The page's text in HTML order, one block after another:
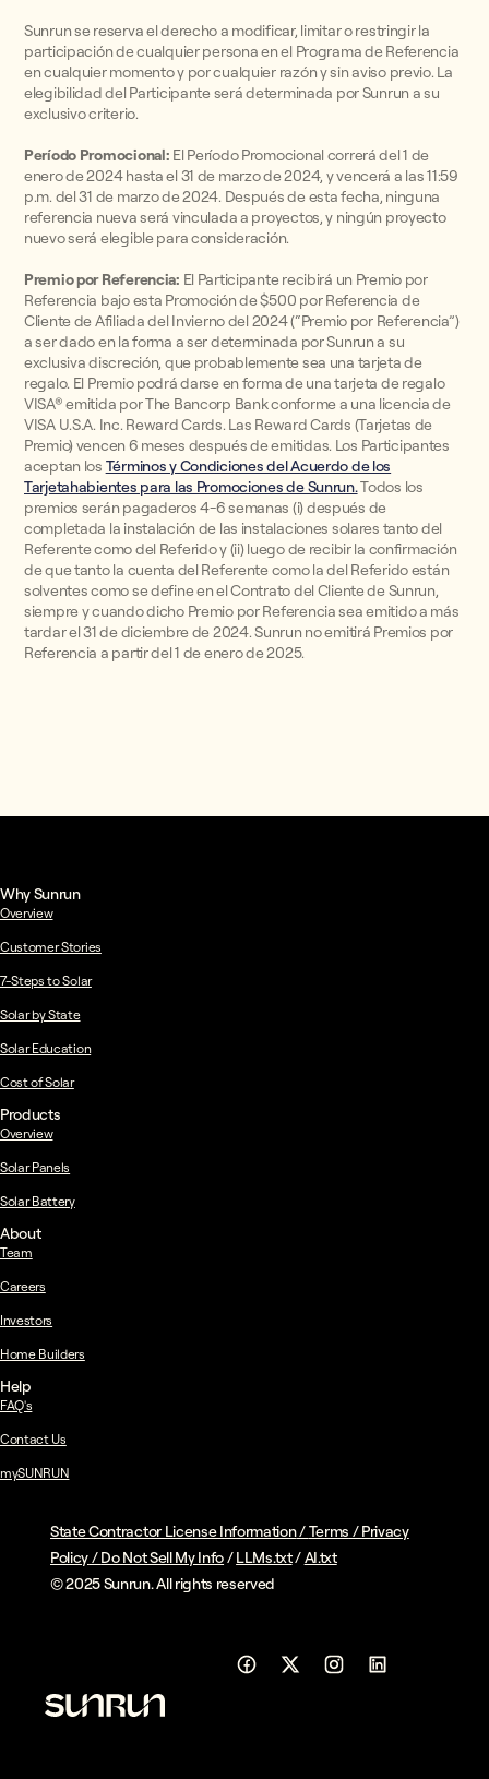
Sunrun se reserva el derecho a modificar, limitar o restringir la
participación de cualquier persona en el Programa de Referencia
en cualquier momento y por cualquier razón y sin aviso previo. La
elegibilidad del Participante será determinada por Sunrun a su
exclusivo criterio.
Período Promocional: El Período Promocional correrá del 1 de
enero de 2024 hasta el 31 de marzo de 2024, y vencerá a las 11:59
p.m. del 31 de marzo de 2024. Después de esta fecha, ninguna
referencia nueva será vinculada a proyectos, y ningún proyecto
nuevo será elegible para consideración.
Premio por Referencia: El Participante recibirá un Premio por
Referencia bajo esta Promoción de $500 por Referencia de
Cliente de Afiliada del Invierno del 2024 (“Premio por Referencia”)
a ser dado en la forma a ser determinada por Sunrun a su
exclusiva discreción, que probablemente sea una tarjeta de
regalo. El Premio podrá darse en forma de una tarjeta de regalo
VISA® emitida por The Bancorp Bank conforme a una licencia de
VISA U.S.A. Inc. Reward Cards. Las Reward Cards (Tarjetas de
Premio) vencen 6 meses después de emitidas. Los Participantes
aceptan los Términos y Condiciones del Acuerdo de los
Tarjetahabientes para las Promociones de Sunrun.Todos los
premios serán pagaderos 4-6 semanas (i) después de
completada la instalación de las instalaciones solares tanto del
Referente como del Referido y (ii) luego de recibir la confirmación
de que tanto la cuenta del Referente como la del Referido están
solventes como se define en el Contrato del Cliente de Sunrun,
siempre y cuando dicho Premio por Referencia sea emitido a más
tardar el 31 de diciembre de 2024. Sunrun no emitirá Premios por
Referencia a partir del 1 de enero de 2025.
Why Sunrun
Overview
Customer Stories
7-Steps to Solar
Solar by State
Solar Education
Cost of Solar
Products
Overview
Solar Panels
Solar Battery
About
Team
Careers
Investors
Home Builders
Help
FAQ's
Contact Us
mySUNRUN
State Contractor License Information/Terms /Privacy
Policy/Do Not Sell My Info/LLMs.txt/AI.txt
© 2025 Sunrun. All rights reserved